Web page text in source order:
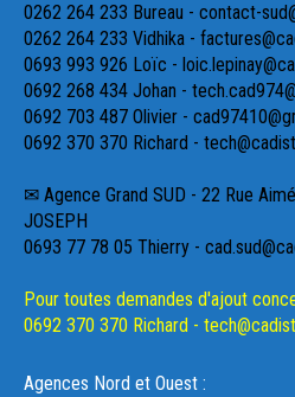
0262 264 233 Bureau - contact-
0262 264 233 Vidhika -
0693 993 926 Loïc -
0692 268 434 Johan -
0692 703 487 Olivier -
0692 370 370 Richard -
✉ Agence Grand SUD - 22 Rue
JOSEPH
0693 77 78 05 Thierry -
Pour toutes demandes d'ajout
0692 370 370 Richard -
Agences Nord et Ouest :